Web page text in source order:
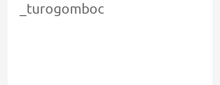
_turogomboc